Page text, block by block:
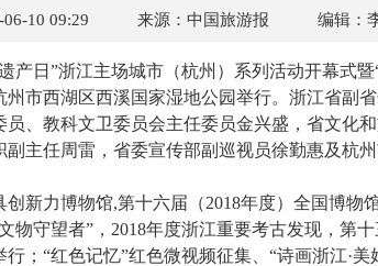
10 09:29 来源：中国旅游报 编辑：
日”浙江主场城市（杭州）系列活动开幕式暨
市西湖区西溪国家湿地公园举行。浙江省副
、教科文卫委员会主任委员金兴盛，省文化
主任周雷，省委宣传部副巡视员徐勤惠及杭
力博物馆,第十六届（2018年度）全国博物
物守望者”，2018年度浙江重要考古发现，第
；“红色记忆”红色微视频征集、“诗画浙江·美